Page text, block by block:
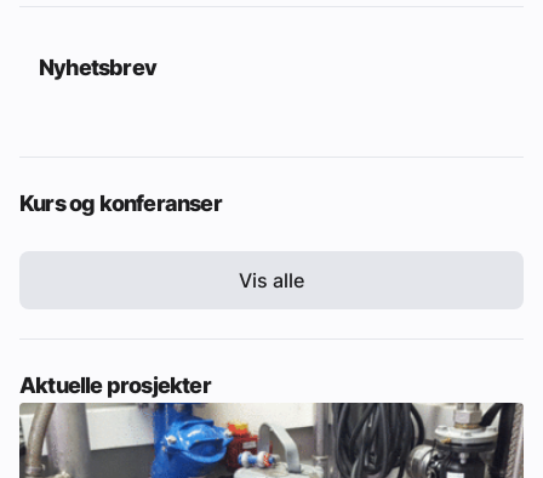
Nyhetsbrev
Kurs og konferanser
Vis alle
Aktuelle prosjekter